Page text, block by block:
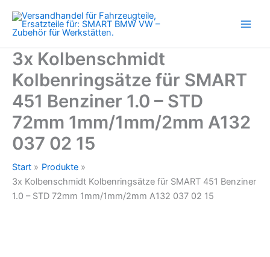
Inhalt
springen
3x Kolbenschmidt
Kolbenringsätze für SMART
451 Benziner 1.0 – STD
72mm 1mm/1mm/2mm A132
037 02 15
Start
Produkte
3x Kolbenschmidt Kolbenringsätze für SMART 451 Benziner
1.0 – STD 72mm 1mm/1mm/2mm A132 037 02 15
Benziner
1.0
STD
72mm
1mm/1mm/2mm
A132
037
15